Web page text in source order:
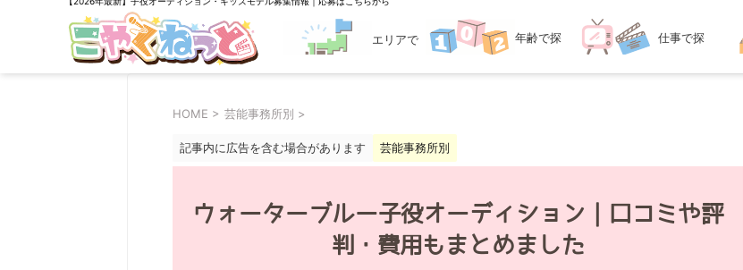
エリアで
探す
年齢で探
す
仕事で探
す
HOME > 芸能事務所別 >
記事内に広告を含む場合があります 芸能事務所別
ウォーターブルー子役オーディション｜口コミや評
判・費用もまとめました